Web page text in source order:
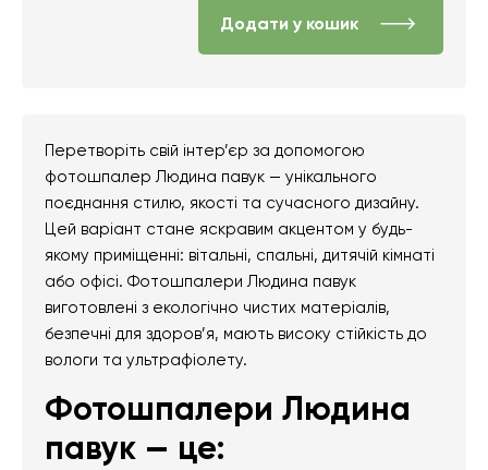
Додати у кошик
Перетворіть свій інтер’єр за допомогою
фотошпалер Людина павук — унікального
поєднання стилю, якості та сучасного дизайну.
Цей варіант стане яскравим акцентом у будь-
якому приміщенні: вітальні, спальні, дитячій кімнаті
або офісі. Фотошпалери Людина павук
виготовлені з екологічно чистих матеріалів,
безпечні для здоров’я, мають високу стійкість до
вологи та ультрафіолету.
Фотошпалери Людина
павук — це: